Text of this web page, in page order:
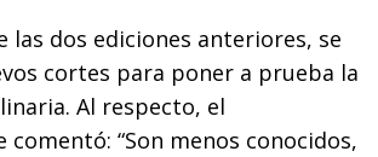
las dos ediciones anteriores, se
cortes para poner a prueba la
Al respecto, el
comentó: “Son menos conocidos,